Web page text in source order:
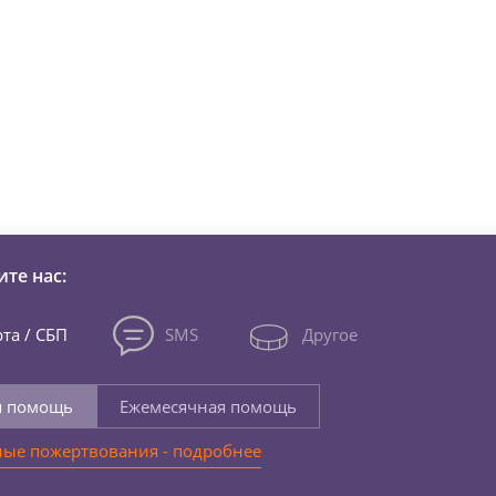
нас:
/ СБП SMS Другое
помощь
Ежемесячная помощь
пожертвования - подробнее